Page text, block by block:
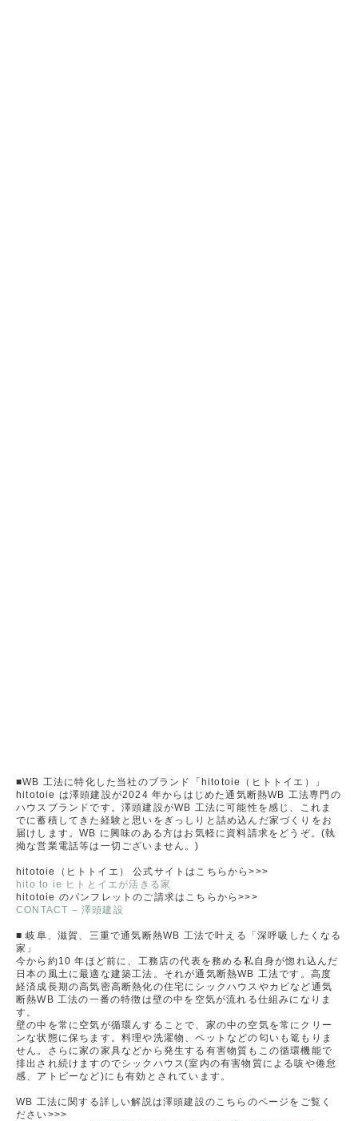
■WB 工法に特化した当社のブランド「hitotoie（ヒトトイエ）」
hitotoie は澤頭建設が2024 年からはじめた通気断熱WB 工法専門の
ハウスブランドです。澤頭建設がWB 工法に可能性を感じ、これま
でに蓄積してきた経験と思いをぎっしりと詰め込んだ家づくりをお
届けします。WB に興味のある方はお気軽に資料請求をどうぞ。(執
拗な営業電話等は一切ございません。)
hitotoie（ヒトトイエ） 公式サイトはこちらから>>>
hito to ie ヒトとイエが活きる家
hitotoie のパンフレットのご請求はこちらから>>>
CONTACT – 澤頭建設
■ 岐阜、滋賀、三重で通気断熱WB 工法で叶える「深呼吸したくなる
家」
今から約10 年ほど前に、工務店の代表を務める私自身が惚れ込んだ
日本の風土に最適な建築工法。それが通気断熱WB 工法です。高度
経済成⾧期の高気密高断熱化の住宅にシックハウスやカビなど通気
断熱WB 工法の一番の特徴は壁の中を空気が流れる仕組みになりま
す。
壁の中を常に空気が循環んすることで、家の中の空気を常にクリー
ンな状態に保ちます。料理や洗濯物、ペットなどの匂いも篭もりま
せん。さらに家の家具などから発生する有害物質もこの循環機能で
排出され続けますのでシックハウス(室内の有害物質による咳や倦怠
感、アトピーなど)にも有効とされています。
WB 工法に関する詳しい解説は澤頭建設のこちらのページをご覧く
ださい>>>